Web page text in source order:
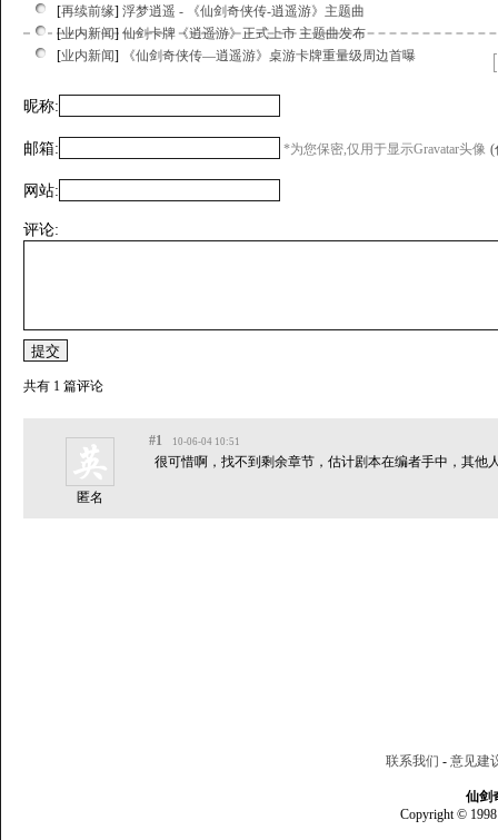
[再续前缘] 浮梦逍遥 - 《仙剑奇侠传-逍遥游》主题曲
[业内新闻] 仙剑卡牌《逍遥游》正式上市 主题曲发布
[业内新闻] 《仙剑奇侠传—逍遥游》桌游卡牌重量级周边首曝
昵称:
邮箱: *为您保密,仅用于显示Gravatar头像 (
网站:
评论:
共有 1 篇评论
匿名
#1 10-06-04 10:51
很可惜啊，找不到剩余章节，估计剧本在编者手中，其他
联系我们 - 意见建
仙剑
Copyright © 1998